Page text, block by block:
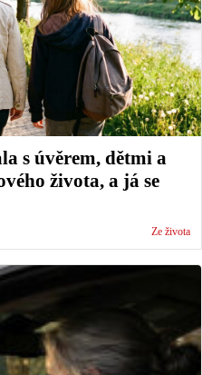
s úvěrem, dětmi a
života, a já se
Ze života